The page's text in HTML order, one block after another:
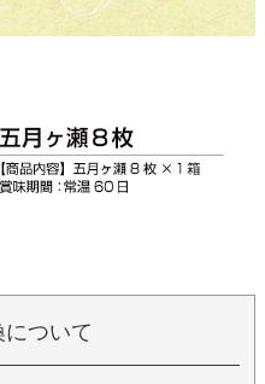
ついて